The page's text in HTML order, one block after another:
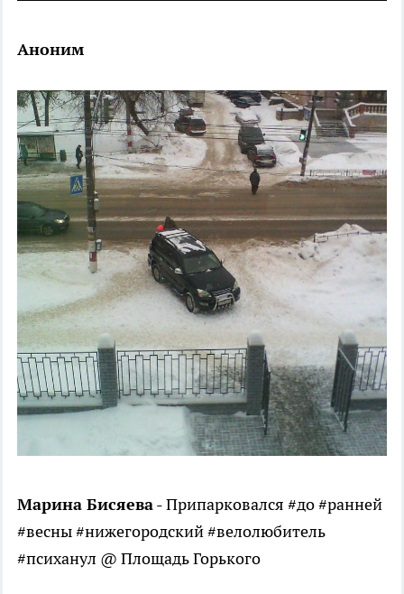
Аноним
Марина Бисяева- Припарковался #до #ранней
#весны #нижегородский #велолюбитель
#психанул @ Площадь Горького